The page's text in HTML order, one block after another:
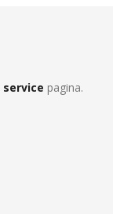
service pagina.